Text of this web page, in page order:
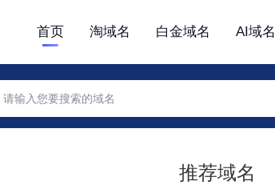
首页 淘域名 白金域名 AI域名
推荐域名